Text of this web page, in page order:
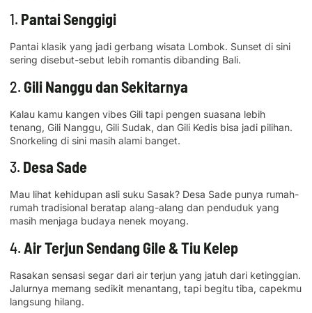
1. Pantai Senggigi
Pantai klasik yang jadi gerbang wisata Lombok. Sunset di sini
sering disebut-sebut lebih romantis dibanding Bali.
2. Gili Nanggu dan Sekitarnya
Kalau kamu kangen vibes Gili tapi pengen suasana lebih
tenang, Gili Nanggu, Gili Sudak, dan Gili Kedis bisa jadi pilihan.
Snorkeling di sini masih alami banget.
3. Desa Sade
Mau lihat kehidupan asli suku Sasak? Desa Sade punya rumah-
rumah tradisional beratap alang-alang dan penduduk yang
masih menjaga budaya nenek moyang.
4. Air Terjun Sendang Gile & Tiu Kelep
Rasakan sensasi segar dari air terjun yang jatuh dari ketinggian.
Jalurnya memang sedikit menantang, tapi begitu tiba, capekmu
langsung hilang.